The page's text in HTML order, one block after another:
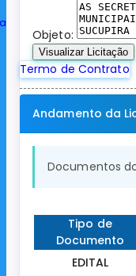
Objeto:
Visualizar Licitação
Termo de Contrato
Andamento da
Documentos
Tipo de
Documento
EDITAL